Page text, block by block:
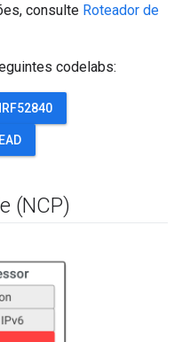
consulte Roteador de
codelabs:
(NCP)